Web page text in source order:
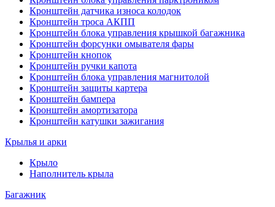
Кронштейн датчика износа колодок
Кронштейн троса АКПП
Кронштейн блока управления крышкой багажника
Кронштейн форсунки омывателя фары
Кронштейн кнопок
Кронштейн ручки капота
Кронштейн блока управления магнитолой
Кронштейн защиты картера
Кронштейн бампера
Кронштейн амортизатора
Кронштейн катушки зажигания
Крылья и арки
Крыло
Наполнитель крыла
Багажник